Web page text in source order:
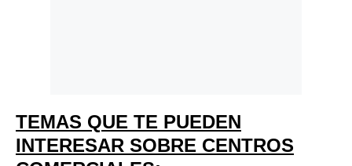
TEMAS QUE TE PUEDEN
INTERESAR SOBRE CENTROS